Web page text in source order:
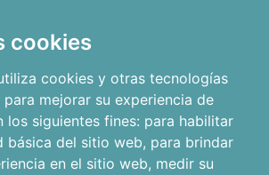
cookies
cookies y otras tecnologías
mejorar su experiencia de
los siguientes fines: para habilitar
básica del sitio web, para brindar
en el sitio web, medir su